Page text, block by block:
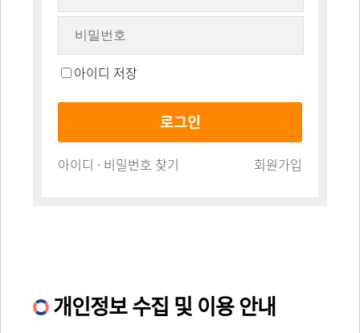
아이디 저장
로그인
아이디 · 비밀번호 찾기 회원가입
개인정보 수집 및 이용 안내